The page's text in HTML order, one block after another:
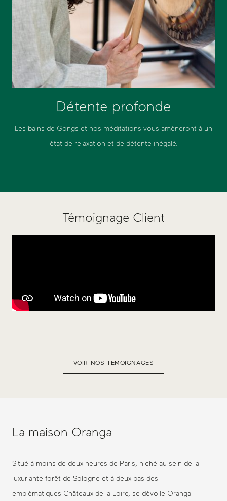
Détente profonde
Les bains de Gongs et nos méditations vous amèneront à un
état de relaxation et de détente inégalé.
Témoignage Client
VOIR NOS TÉMOIGNAGES
La maison Oranga
Situé à moins de deux heures de Paris, niché au sein de la
luxuriante forêt de Sologne et à deux pas des
emblématiques Châteaux de la Loire, se dévoile Oranga